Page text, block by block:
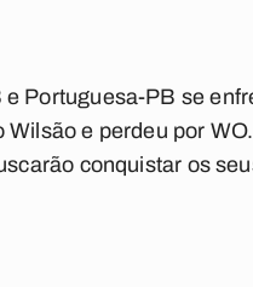
Portuguesa-PB se
e perdeu por
conquistar os